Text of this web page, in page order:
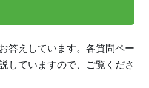
答えしています。各質問ペー
していますので、ご覧くださ